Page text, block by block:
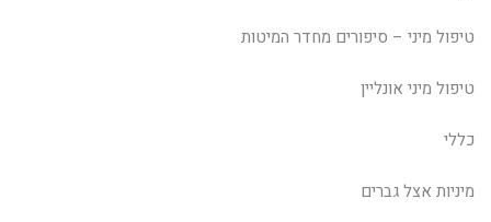
טיפול מיני – סיפורים מחדר המיטות
טיפול מיני אונליין
כללי
מיניות אצל גברים